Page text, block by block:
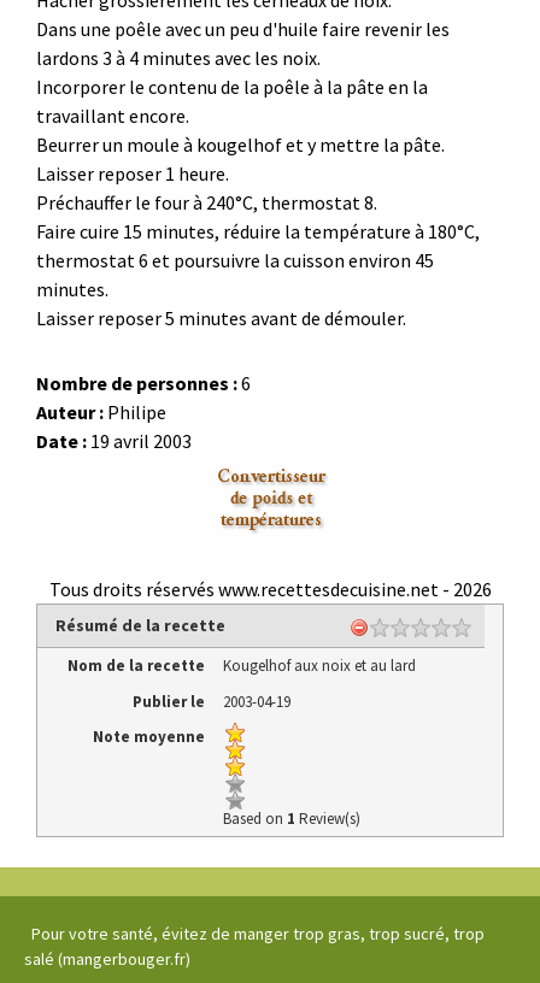
Dans une poêle avec un peu d'huile faire revenir les
lardons 3 à 4 minutes avec les noix.
Incorporer le contenu de la poêle à la pâte en la
travaillant encore.
Beurrer un moule à kougelhof et y mettre la pâte.
Laisser reposer 1 heure.
Préchauffer le four à 240°C, thermostat 8.
Faire cuire 15 minutes, réduire la température à 180°C,
thermostat 6 et poursuivre la cuisson environ 45
minutes.
Laisser reposer 5 minutes avant de démouler.
Nombre de personnes :6
Auteur : Philipe
Date : 19 avril 2003
Tous droits réservés www.recettesdecuisine.net - 2026
Résumé de la recette
Nom de la recette
Kougelhof aux noix et au lard
Publier le
2003-04-19
Note moyenne
Based on 1 Review(s)
Pour votre santé, évitez de manger trop gras, trop sucré, trop
salé (mangerbouger.fr)